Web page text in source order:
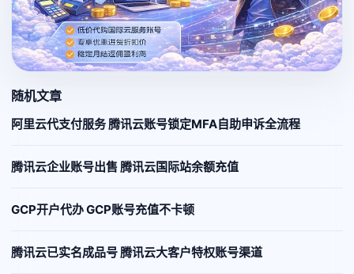
随机文章
阿里云代支付服务 腾讯云账号锁定MFA自助申诉全流程
腾讯云企业账号出售 腾讯云国际站余额充值
GCP开户代办 GCP账号充值不卡顿
腾讯云已实名成品号 腾讯云大客户特权账号渠道